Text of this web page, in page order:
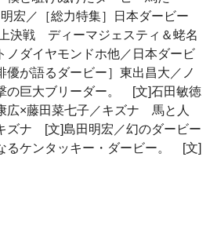
／［総力特集］日本ダービー
決戦 ディーマジェスティ＆蛯名
ノダイヤモンドホ他／日本ダービ
優が語るダービー］東出昌大／ノ
の巨大ブリーダー。 [文]石田敏徳
広×藤田菜七子／キズナ 馬と人
ナ [文]島田明宏／幻のダービー
ケンタッキー・ダービー。 [文]